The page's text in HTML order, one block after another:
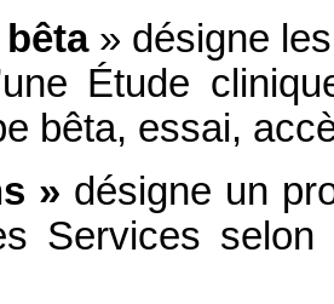
» désigne
Étude
bêta, essai,
» désigne un
Services